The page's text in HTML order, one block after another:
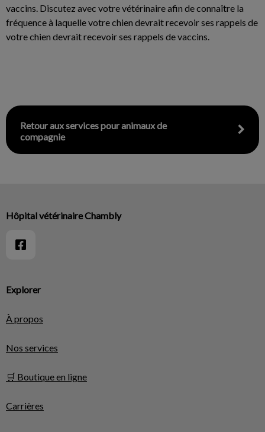
vaccins. Discutez avec votre vétérinaire afin de connaître la
fréquence à laquelle votre chien devrait recevoir ses rappels de
votre chien devrait recevoir ses rappels de vaccins.
Retour aux services pour animaux de
compagnie
Explorer
À propos
Nos services
🛒 Boutique en ligne
Carrières
Hôpital vétérinaire Chambly